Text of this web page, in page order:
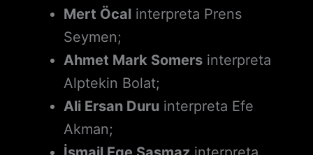
Mert Öcalinterpreta Prens
Seymen;
Ahmet Mark Somersinterpreta
Alptekin Bolat;
Ali Ersan Duruinterpreta Efe
Akman;